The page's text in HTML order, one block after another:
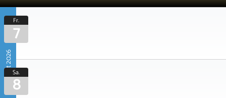
August 2026
Fr.
7
Sa.
8